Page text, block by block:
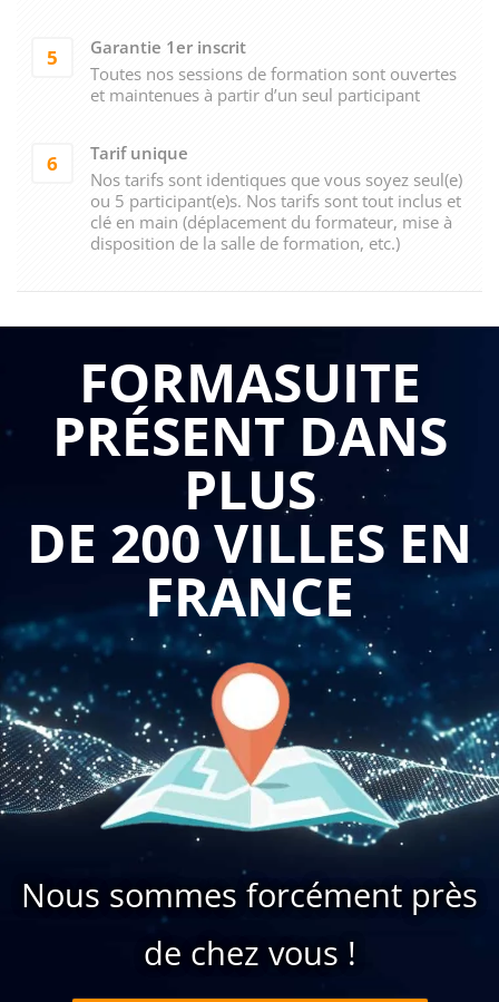
5
Garantie 1er inscrit
Toutes nos sessions de formation sont ouvertes
et maintenues à partir d’un seul participant
6
Tarif unique
Nos tarifs sont identiques que vous soyez seul(e)
ou 5 participant(e)s. Nos tarifs sont tout inclus et
clé en main (déplacement du formateur, mise à
disposition de la salle de formation, etc.)
FORMASUITE
PRÉSENT DANS
PLUS
DE 200 VILLES EN
FRANCE
Nous sommes forcément près
de chez vous !